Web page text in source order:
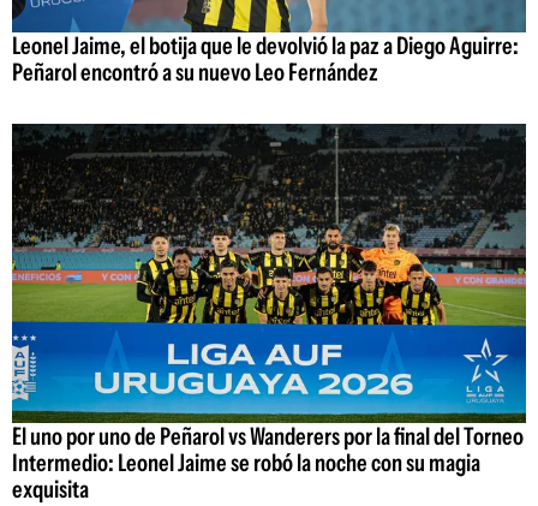
Leonel Jaime, el botija que le devolvió la paz a Diego Aguirre:
Peñarol encontró a su nuevo Leo Fernández
El uno por uno de Peñarol vs Wanderers por la final del Torneo
Intermedio: Leonel Jaime se robó la noche con su magia
exquisita